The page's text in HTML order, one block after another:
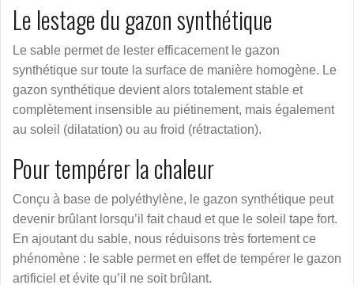
Le lestage du gazon synthétique
Le sable permet de lester efficacement le gazon
synthétique sur toute la surface de manière homogène. Le
gazon synthétique devient alors totalement stable et
complètement insensible au piétinement, mais également
au soleil (dilatation) ou au froid (rétractation).
Pour tempérer la chaleur
Conçu à base de polyéthylène, le gazon synthétique peut
devenir brûlant lorsqu’il fait chaud et que le soleil tape fort.
En ajoutant du sable, nous réduisons très fortement ce
phénomène : le sable permet en effet de tempérer le gazon
artificiel et évite qu’il ne soit brûlant.